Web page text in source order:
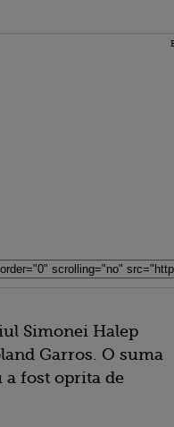
Simonei Halep
Garros. O suma
fost oprita de